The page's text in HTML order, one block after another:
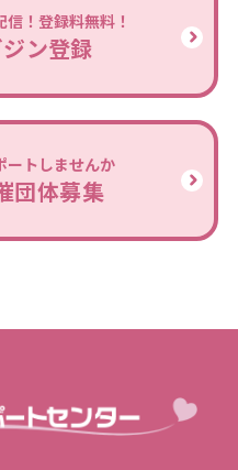
！登録料無料！
ン登録
ートしませんか
団体募集